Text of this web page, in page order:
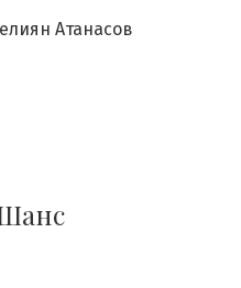
Атанасов